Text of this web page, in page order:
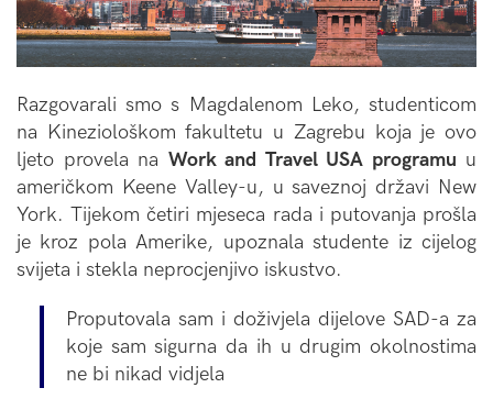
Razgovarali smo s Magdalenom Leko, studenticom
na Kineziološkom fakultetu u Zagrebu koja je ovo
ljeto provela na Work and Travel USA programu u
američkom Keene Valley-u, u saveznoj državi New
York. Tijekom četiri mjeseca rada i putovanja prošla
je kroz pola Amerike, upoznala studente iz cijelog
svijeta i stekla neprocjenjivo iskustvo.
Proputovala sam i doživjela dijelove SAD-a za
koje sam sigurna da ih u drugim okolnostima
ne bi nikad vidjela